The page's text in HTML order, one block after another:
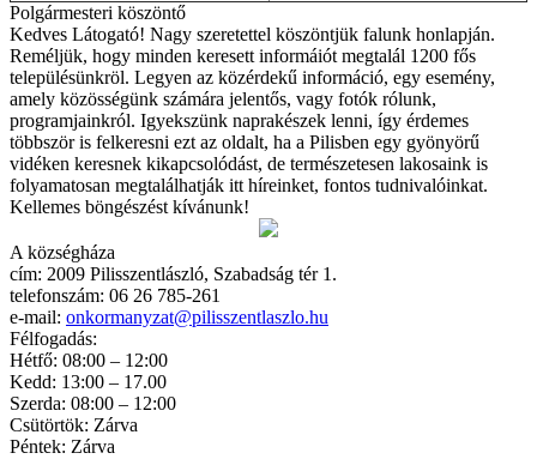
Polgármesteri köszöntő
Kedves Látogató! Nagy szeretettel köszöntjük falunk honlapján.
Reméljük, hogy minden keresett informáiót megtalál 1200 fős
településünkröl. Legyen az közérdekű információ, egy esemény,
amely közösségünk számára jelentős, vagy fotók rólunk,
programjainkról. Igyekszünk naprakészek lenni, így érdemes
többször is felkeresni ezt az oldalt, ha a Pilisben egy gyönyörű
vidéken keresnek kikapcsolódást, de természetesen lakosaink is
folyamatosan megtalálhatják itt híreinket, fontos tudnivalóinkat.
Kellemes böngészést kívánunk!
A községháza
cím: 2009 Pilisszentlászló, Szabadság tér 1.
telefonszám: 06 26 785-261
e-mail: onkormanyzat@pilisszentlaszlo.hu
Félfogadás:
Hétfő: 08:00 – 12:00
Kedd: 13:00 – 17.00
Szerda: 08:00 – 12:00
Csütörtök: Zárva
Péntek: Zárva